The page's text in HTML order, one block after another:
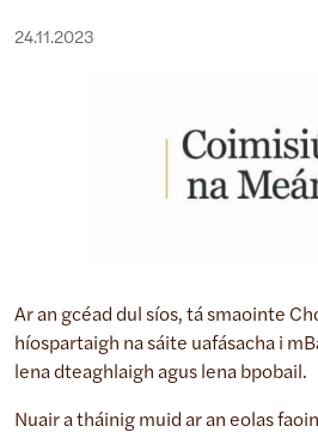
24.11.2023
Ar an gcéad dul síos, tá smaointe
híospartaigh na sáite uafásacha i
lena dteaghlaigh agus lena bpobail.
Nuair a tháinig muid ar an eolas